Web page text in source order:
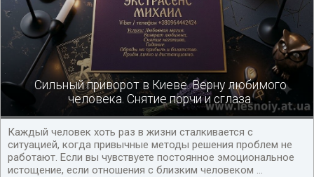
Сильный приворот в Киеве. Верну любимого
человека. Снятие порчи и сглаза.
Каждый человек хоть раз в жизни сталкивается с
ситуацией, когда привычные методы решения проблем не
работают. Если вы чувствуете постоянное эмоциональное
истощение, если отношения с близким человеком ...